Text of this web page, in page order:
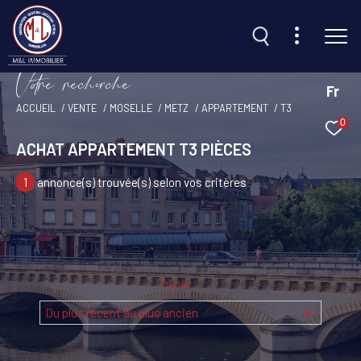
Fr
0
Vore recece
ACCUEIL VENTE MOSELLE METZ APPARTEMENT T3
ACHAT APPARTEMENT T3 PIÈCES
1 annonce(s) trouvée(s) selon vos critères
Tri par
Du plus récent au plus ancien
Effectuer une recherche
et trouvez le bien qui correspond à vos critères
Type d'offre
Vente
Type de bien
Sélectionner
Budget